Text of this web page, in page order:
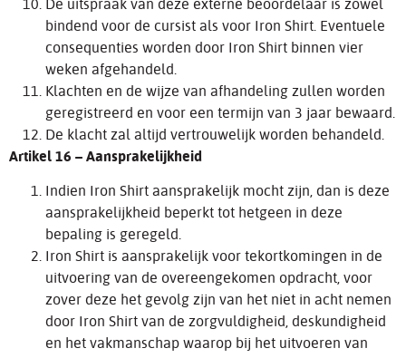
bindend voor de cursist als voor Iron Shirt. Eventuele
consequenties worden door Iron Shirt binnen vier
weken afgehandeld.
Klachten en de wijze van afhandeling zullen worden
geregistreerd en voor een termijn van 3 jaar bewaard.
De klacht zal altijd vertrouwelijk worden behandeld.
Artikel 16 – Aansprakelijkheid
Indien Iron Shirt aansprakelijk mocht zijn, dan is deze
aansprakelijkheid beperkt tot hetgeen in deze
bepaling is geregeld.
Iron Shirt is aansprakelijk voor tekortkomingen in de
uitvoering van de overeengekomen opdracht, voor
zover deze het gevolg zijn van het niet in acht nemen
door Iron Shirt van de zorgvuldigheid, deskundigheid
en het vakmanschap waarop bij het uitvoeren van